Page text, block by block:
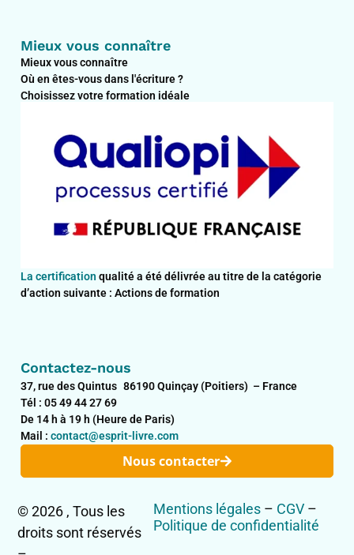
Mieux vous connaître
Mieux vous connaître
Où en êtes-vous dans l'écriture ?
Choisissez votre formation idéale
La certificationqualité a été délivrée au titre de la catégorie
d’action suivante : Actions de formation
Contactez-nous
37, rue des Quintus 86190 Quinçay (Poitiers) – France
Tél : 05 49 44 27 69
De 14 h à 19 h (Heure de Paris)
Mail :contact@esprit-livre.com
Nous contacter
© 2026 , Tous les
droits sont réservés
Mentions légales – CGV –
Politique de confidentialité